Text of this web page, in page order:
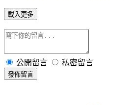
載入更多
公開留言 私密留言
發佈留言